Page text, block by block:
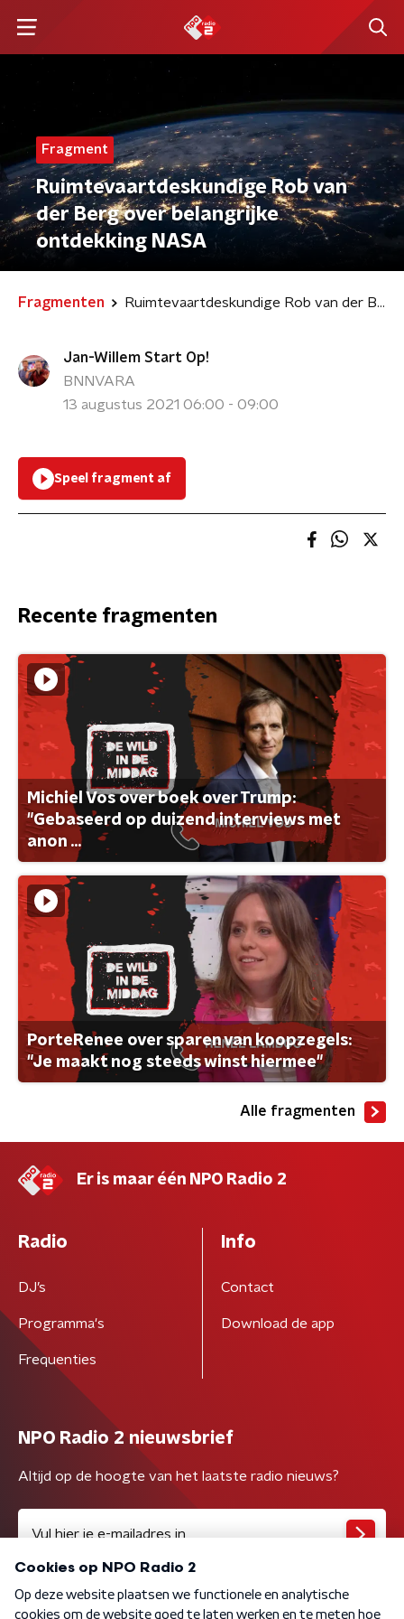
Fragment
Ruimtevaartdeskundige Rob van
der Berg over belangrijke
ontdekking NASA
Fragmenten Ruimtevaartdeskundige Rob van der Berg over belangrijke ontdekking NASA
Jan-Willem Start Op!
BNNVARA
13 augustus 2021 06:00 - 09:00
Speel fragment af
Recente fragmenten
Michiel Vos over boek over Trump:
"Gebaseerd op duizend interviews met
anon ...
PorteRenee over sparen van koopzegels:
"Je maakt nog steeds winst hiermee"
Alle fragmenten
Er is maar één NPO Radio 2
Radio
DJ’s
Programma's
Frequenties
Info
Contact
Download de app
NPO Radio 2 nieuwsbrief
Altijd op de hoogte van het laatste radio nieuws?